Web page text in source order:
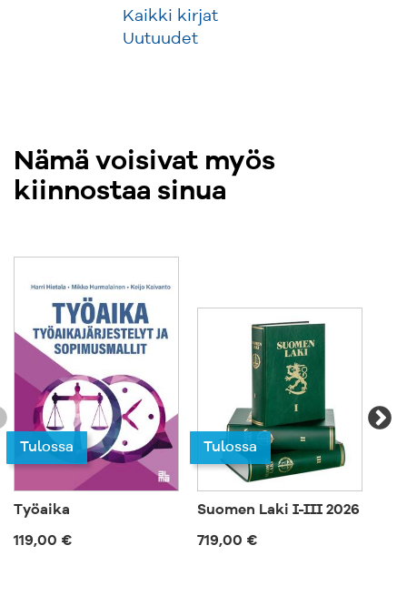
Kaikki kirjat
Uutuudet
Nämä voisivat myös
kiinnostaa sinua
Tulossa
Työaika
119,00 €
Tulossa
Suomen Laki I-III 2026
719,00 €